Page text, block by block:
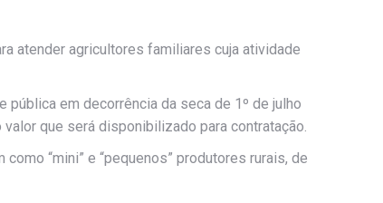
atender agricultores familiares cuja atividade
em decorrência da seca de 1º de julho
que será disponibilizado para contratação.
“mini” e “pequenos” produtores rurais, de